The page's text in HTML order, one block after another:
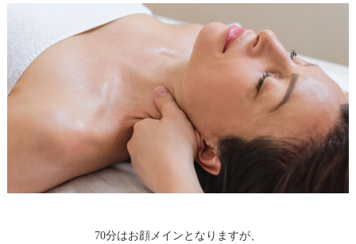
70分はお顔メインとなりますが、